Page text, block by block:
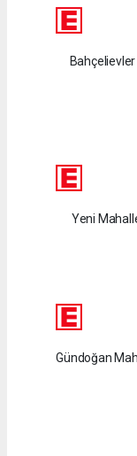
Yeni
Gündoğan